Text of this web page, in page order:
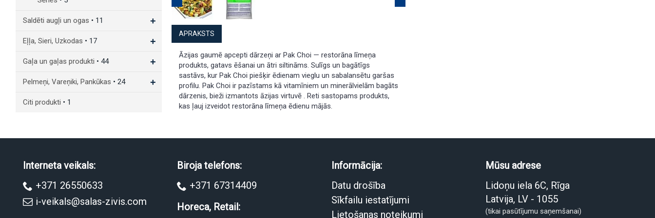
Saldēti augļi un ogas • 11 +
Eļļa, Sieri, Uzkodas • 17 +
Gaļa un gaļas produkti • 44 +
Pelmeņi, Vareņiki, Pankūkas • 24 +
Citi produkti • 1
APRAKSTS
Āzijas gaumē apcepti dārzeņi ar Pak Choi — restorāna līmeņa
produkts, gatavs ēšanai un ātri siltināms. Sulīgs un bagātīgs
sastāvs, kur Pak Choi piešķir ēdienam vieglu un sabalansētu garšas
profilu. Pak Choi ir pazīstams kā vitamīniem un minerālvielām bagāts
dārzenis, bieži izmantots āzijas virtuvē . Reti sastopams produkts,
kas ļauj izveidot restorāna līmeņa ēdienu mājās.
Interneta veikals:
+371 26550633
i-veikals@salas-zivis.com
Biroja telefons:
+371 67314409
Horeca, Retail:
Informācija:
Datu drošība
Sīkfailu iestatījumi
Lietošanas noteikumi
Mūsu adrese
Lidoņu iela 6C, Rīga
Latvija, LV - 1055
(tikai pasūtījumu saņemšanai)